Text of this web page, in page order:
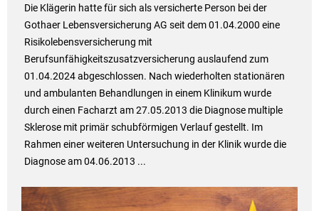
Die Klägerin hatte für sich als versicherte Person bei der
Gothaer Lebensversicherung AG seit dem 01.04.2000 eine
Risikolebensversicherung mit
Berufsunfähigkeitszusatzversicherung auslaufend zum
01.04.2024 abgeschlossen. Nach wiederholten stationären
und ambulanten Behandlungen in einem Klinikum wurde
durch einen Facharzt am 27.05.2013 die Diagnose multiple
Sklerose mit primär schubförmigen Verlauf gestellt. Im
Rahmen einer weiteren Untersuchung in der Klinik wurde die
Diagnose am 04.06.2013 ...